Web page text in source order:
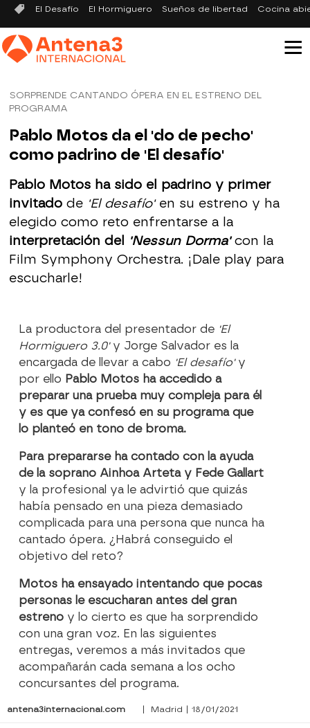
El Desafío El Hormiguero Sueños de libertad Cocina
SORPRENDE CANTANDO ÓPERA EN EL ESTRENO DEL
PROGRAMA
Pablo Motos da el 'do de pecho'
como padrino de 'El desafío'
Pablo Motos ha sido el padrino y primer
invitadode'El desafío'en su estreno y ha
elegido como reto enfrentarse a la
interpretación del 'Nessun Dorma'con la
Film Symphony Orchestra. ¡Dale play para
escucharle!
La productora del presentador de 'El
Hormiguero 3.0' y Jorge Salvador es la
encargada de llevar a cabo 'El desafío'y
por ello Pablo Motos ha accedido a
preparar una prueba muy compleja para él
y es que ya confesó en su programa que
lo planteó en tono de broma.
Para prepararse ha contado con la ayuda
de la soprano Ainhoa Arteta y Fede Gallart
y la profesional ya le advirtió que quizás
había pensado en una pieza demasiado
complicada para una persona que nunca ha
cantado ópera. ¿Habrá conseguido el
objetivo del reto?
Motos ha ensayado intentando que pocas
personas le escucharan antes del gran
estreno y lo cierto es que ha sorprendido
con una gran voz. En las siguientes
entregas, veremos a más invitados que
acompañarán cada semana a los ocho
concursantes del programa.
antena3internacional.com | Madrid | 18/01/2021